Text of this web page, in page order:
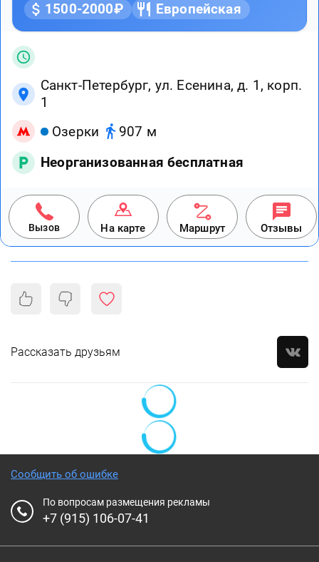
1500-2000₽ Европейская
Санкт-Петербург, ул. Есенина, д. 1, корп.
1
Озерки
907 м
Неорганизованная бесплатная
Вызов На карте Маршрут Отзывы
Рассказать друзьям
Сообщить об ошибке
По вопросам размещения рекламы
+7 (915) 106-07-41